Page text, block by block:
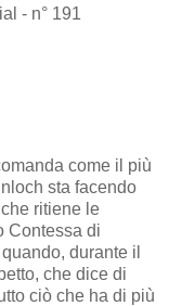
- n° 191
come il più
sta facendo
ritiene le
Contessa di
durante il
che dice di
ciò che ha di più